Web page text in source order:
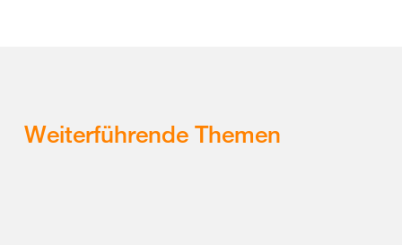
Weiterführende Themen